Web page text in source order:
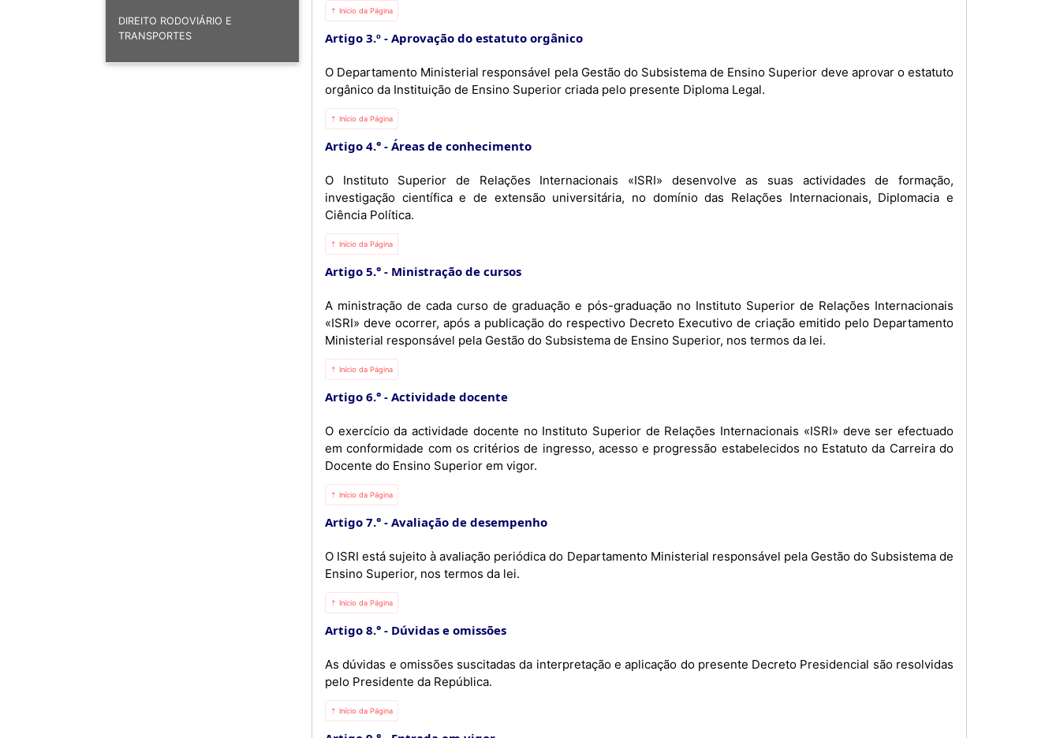
DIREITO RODOVIÁRIO E
TRANSPORTES
⇡ Início da Página
Artigo 3.º Aprovação do estatuto orgânico
O Departamento Ministerial responsável pela Gestão do Subsistema de Ensino Superior deve aprovar o estatuto
orgânico da Instituição de Ensino Superior criada pelo presente Diploma Legal.
⇡ Início da Página
Artigo 4.° Áreas de conhecimento
O Instituto Superior de Relações Internacionais «ISRI» desenvolve as suas actividades de formação,
investigação científica e de extensão universitária, no domínio das Relações Internacionais, Diplomacia e
Ciência Política.
⇡ Início da Página
Artigo 5.° Ministração de cursos
A ministração de cada curso de graduação e pós-graduação no Instituto Superior de Relações Internacionais
«ISRI» deve ocorrer, após a publicação do respectivo Decreto Executivo de criação emitido pelo Departamento
Ministerial responsável pela Gestão do Subsistema de Ensino Superior, nos termos da lei.
⇡ Início da Página
Artigo 6.° Actividade docente
O exercício da actividade docente no Instituto Superior de Relações Internacionais «ISRI» deve ser efectuado
em conformidade com os critérios de ingresso, acesso e progressão estabelecidos no Estatuto da Carreira do
Docente do Ensino Superior em vigor.
⇡ Início da Página
Artigo 7.° Avaliação de desempenho
O ISRI está sujeito à avaliação periódica do Departamento Ministerial responsável pela Gestão do Subsistema de
Ensino Superior, nos termos da lei.
⇡ Início da Página
Artigo 8.° Dúvidas e omissões
As dúvidas e omissões suscitadas da interpretação e aplicação do presente Decreto Presidencial são resolvidas
pelo Presidente da República.
⇡ Início da Página